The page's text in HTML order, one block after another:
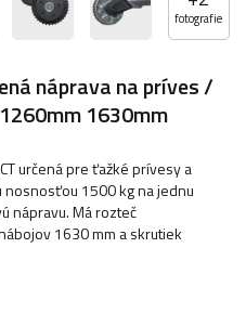
fotografie
náprava na príves /
1630mm
určená pre ťažké prívesy a
1500 kg na jednu
nápravu. Má rozteč
1630 mm a skrutiek